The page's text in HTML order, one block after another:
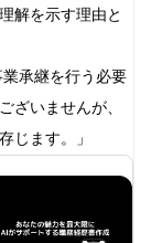
解を示す理由と
承継を行う必要
ざいませんが、
じます。」